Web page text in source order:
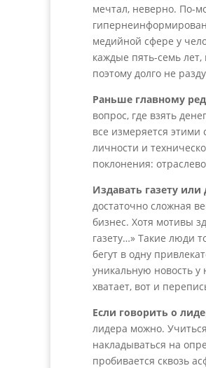
мечтал, неверно. По-
медийной сфере у
каждые пять-семь
поэтому долго не
Раньше главному
вопрос, где взять
все измеряется
личности и
поклонения:
Издавать газету
достаточно сложная
бизнес. Хотя мотивы
газету…» Такие люди
бегут в одну
уникальную новость
хватает, вот и
Если говорить о
лидера можно.
накладываться на
пробивается сквозь